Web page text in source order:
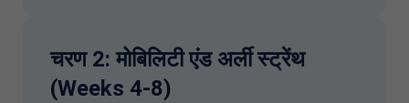
चरण 2: मोबिलिटी एंड अर्ली स्ट्रेंथ
(Weeks 4-8)